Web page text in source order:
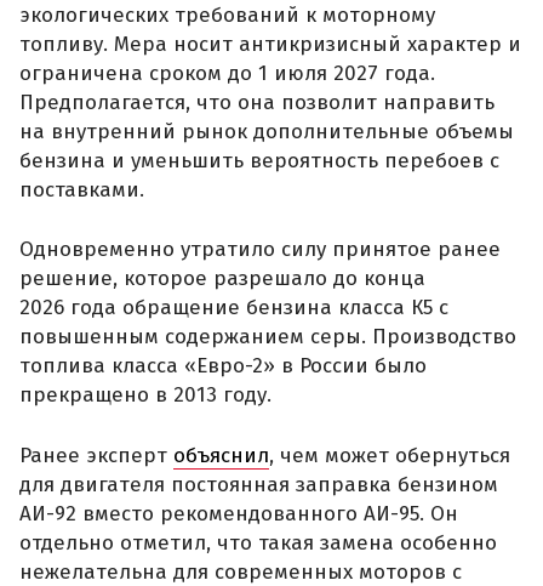
экологических требований к моторному
топливу. Мера носит антикризисный характер и
ограничена сроком до 1 июля 2027 года.
Предполагается, что она позволит направить
на внутренний рынок дополнительные объемы
бензина и уменьшить вероятность перебоев с
поставками.
Одновременно утратило силу принятое ранее
решение, которое разрешало до конца
2026 года обращение бензина класса К5 с
повышенным содержанием серы. Производство
топлива класса «Евро-2» в России было
прекращено в 2013 году.
Ранее эксперт объяснил, чем может обернуться
для двигателя постоянная заправка бензином
АИ-92 вместо рекомендованного АИ-95. Он
отдельно отметил, что такая замена особенно
нежелательна для современных моторов с